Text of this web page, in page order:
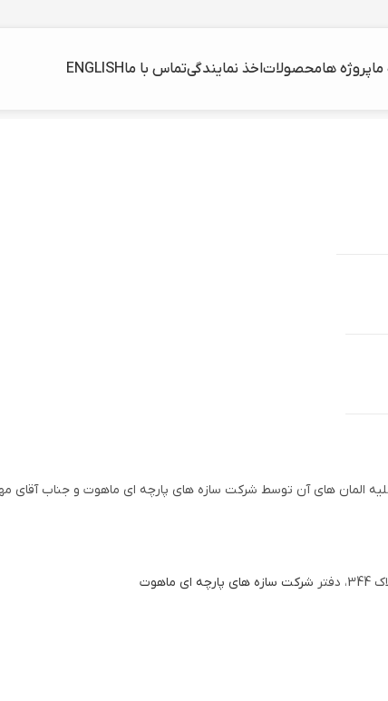
ماپروژه هامحصولاتاخذ نمایندگیتماس با ماENGLISH
کلیه المان های آن توسط شرکت سازه های پارچه ای ماهوت و جناب
شرکت سازه های پارچه ای ماهوت